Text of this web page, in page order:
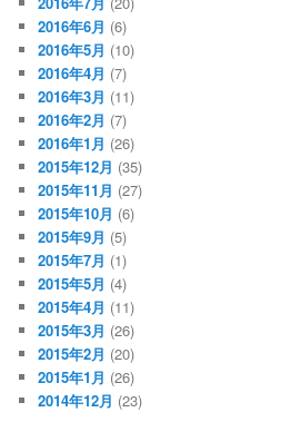
2016年6月 (6)
2016年5月 (10)
2016年4月 (7)
2016年3月 (11)
2016年2月 (7)
2016年1月 (26)
2015年12月 (35)
2015年11月 (27)
2015年10月 (6)
2015年9月 (5)
2015年7月 (1)
2015年5月 (4)
2015年4月 (11)
2015年3月 (26)
2015年2月 (20)
2015年1月 (26)
2014年12月 (23)